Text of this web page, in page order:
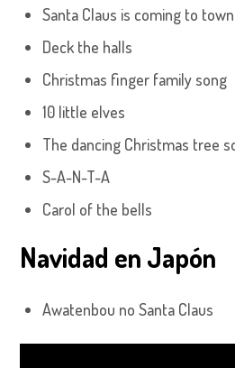
Santa Claus is coming to town
Deck the halls
Christmas finger family song
10 little elves
The dancing Christmas tree
S-A-N-T-A
Carol of the bells
Navidad en Japón
Awatenbou no Santa Claus